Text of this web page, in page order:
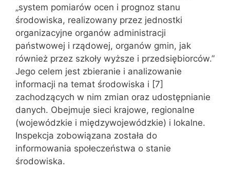
„system pomiarów ocen i prognoz stanu
środowiska, realizowany przez jednostki
organizacyjne organów administracji
państwowej i rządowej, organów gmin, jak
również przez szkoły wyższe i przedsiębiorców.”
Jego celem jest zbieranie i analizowanie
informacji na temat środowiska i [7]
zachodzących w nim zmian oraz udostępnianie
danych. Obejmuje sieci krajowe, regionalne
(wojewódzkie i międzywojewódzkie) i lokalne.
Inspekcja zobowiązana została do
informowania społeczeństwa o stanie
środowiska.